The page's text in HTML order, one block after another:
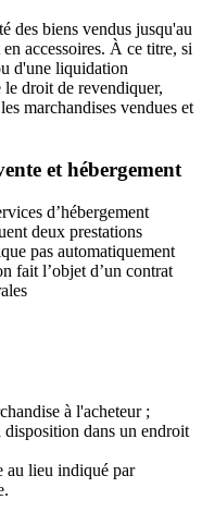
des biens vendus jusqu'au
accessoires. À ce titre, si
d'une liquidation
droit de revendiquer,
marchandises vendues et
et hébergement
d’hébergement
deux prestations
pas automatiquement
fait l’objet d’un contrat
à l'acheteur ;
dans un endroit
au lieu indiqué par